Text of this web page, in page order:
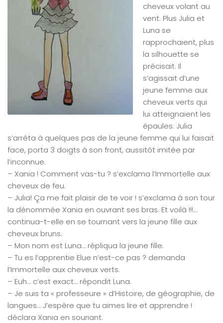
cheveux volant au
vent. Plus Julia et
Luna se
rapprochaient, plus
la silhouette se
précisait. Il
s’agissait d’une
jeune femme aux
cheveux verts qui
lui atteignaient les
épaules. Julia
s’arrêta à quelques pas de la jeune femme qui lui faisait
face, porta 3 doigts à son front, aussitôt imitée par
l’inconnue.
– Xania ! Comment vas-tu ? s’exclama l’Immortelle aux
cheveux de feu.
– Julia! Ça me fait plaisir de te voir ! s’exclama à son tour
la dénommée Xania en ouvrant ses bras. Et voilà !!!…
continua-t-elle en se tournant vers la jeune fille aux
cheveux bruns.
– Mon nom est Luna… répliqua la jeune fille.
– Tu es l’apprentie Elue n’est-ce pas ? demanda
l’Immortelle aux cheveux verts.
– Euh… c’est exact… répondit Luna.
– Je suis ta « professeure » d’Histoire, de géographie, de
langues… J’espère que tu aimes lire et apprendre !
déclara Xania en souriant.